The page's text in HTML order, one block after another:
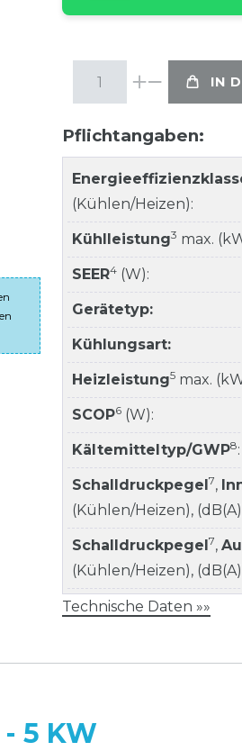
IN
Pflichtangaben:
(Kühlen/Heizen):
Kühlleistung3 max.
SEER4 (W):
Gerätetyp:
Kühlungsart:
Heizleistung5 max.
SCOP6 (W):
Kältemitteltyp/GWP8:
Schalldruckpegel7,
(Kühlen/Heizen),
Schalldruckpegel7,
(Kühlen/Heizen),
Technische Daten »»
- 5 KW